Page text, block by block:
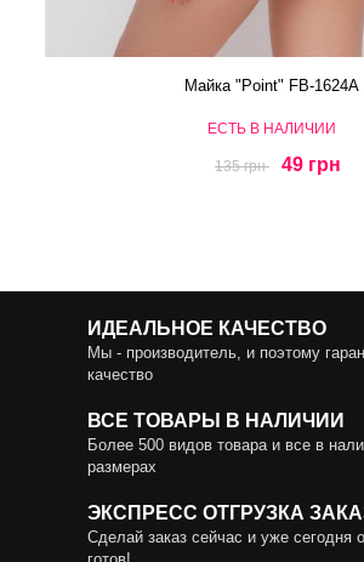
Майка "Point" FB-1624A
ЕСТЬ В НАЛИЧИИ
135 грн 49 грн
ИДЕАЛЬНОЕ КАЧЕСТВО
Мы - производитель, и поэтому
качество
ВСЕ ТОВАРЫ В НАЛИЧИИ
Более 500 видов товара и все в
размерах
ЭКСПРЕСС ОТГРУЗКА
Сделай заказ сейчас и уже сегодня